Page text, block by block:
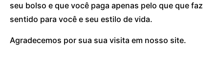
seu bolso e que você paga apenas pelo que que faz
sentido para você e seu estilo de vida.
Agradecemos por sua sua visita em nosso site.